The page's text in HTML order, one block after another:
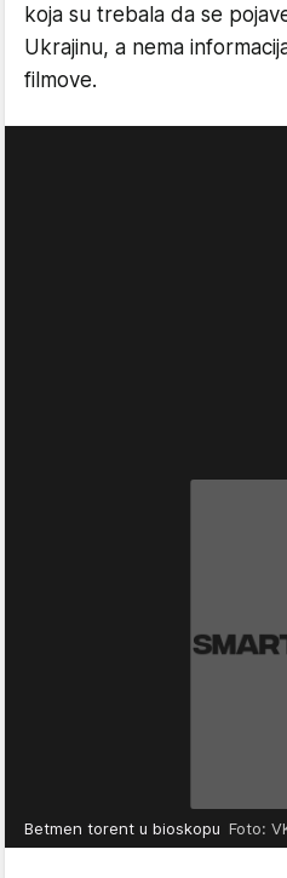
koja su trebala da se
Ukrajinu, a nema
filmove.
Betmen torent u bioskopu Foto: